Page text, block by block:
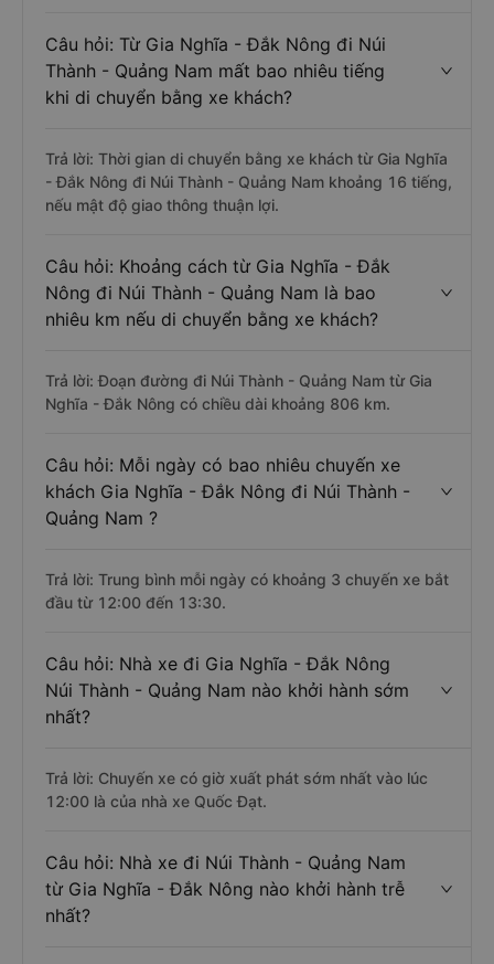
Câu hỏi: Từ Gia Nghĩa - Đắk Nông đi Núi
Thành - Quảng Nam mất bao nhiêu tiếng
khi di chuyển bằng xe khách?
Trả lời: Thời gian di chuyển bằng xe khách từ Gia Nghĩa
- Đắk Nông đi Núi Thành - Quảng Nam khoảng 16 tiếng,
nếu mật độ giao thông thuận lợi.
Câu hỏi: Khoảng cách từ Gia Nghĩa - Đắk
Nông đi Núi Thành - Quảng Nam là bao
nhiêu km nếu di chuyển bằng xe khách?
Trả lời: Đoạn đường đi Núi Thành - Quảng Nam từ Gia
Nghĩa - Đắk Nông có chiều dài khoảng 806 km.
Câu hỏi: Mỗi ngày có bao nhiêu chuyến xe
khách Gia Nghĩa - Đắk Nông đi Núi Thành -
Quảng Nam ?
Trả lời: Trung bình mỗi ngày có khoảng 3 chuyến xe bắt
đầu từ 12:00 đến 13:30.
Câu hỏi: Nhà xe đi Gia Nghĩa - Đắk Nông
Núi Thành - Quảng Nam nào khởi hành sớm
nhất?
Trả lời: Chuyến xe có giờ xuất phát sớm nhất vào lúc
12:00 là của nhà xe Quốc Đạt.
Câu hỏi: Nhà xe đi Núi Thành - Quảng Nam
từ Gia Nghĩa - Đắk Nông nào khởi hành trễ
nhất?